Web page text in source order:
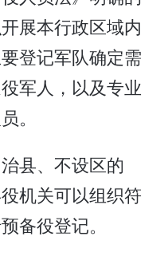
展本行政区域内
登记军队确定需
军人，以及专业
。
县、不设区的
机关可以组织符
备役登记。